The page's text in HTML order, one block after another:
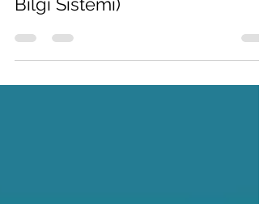
VERBİS (Veri Sorumluları Sicil
Bilgi Sistemi)